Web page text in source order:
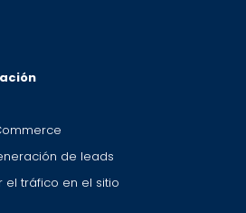
de leads
el tráfico en el sitio